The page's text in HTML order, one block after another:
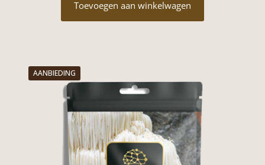
€34,95.€27,95.
Toevoegen aan winkelwagen
AANBIEDING